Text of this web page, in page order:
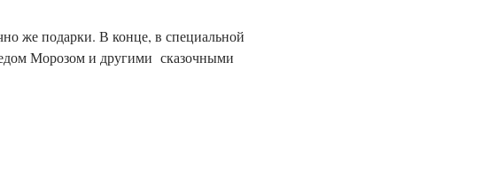
же подарки. В конце, в специальной
Морозом и другими  сказочными